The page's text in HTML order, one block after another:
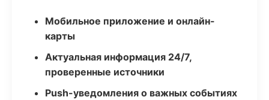
Мобильное приложение и онлайн-
карты
Актуальная информация 24/7,
проверенные источники
Push-уведомления о важных событиях